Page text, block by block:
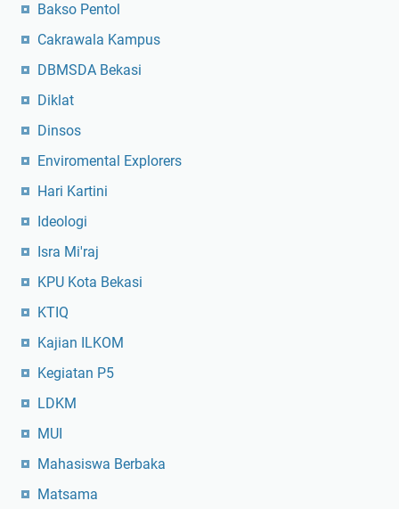
Bakso Pentol
Cakrawala Kampus
DBMSDA Bekasi
Diklat
Dinsos
Enviromental Explorers
Hari Kartini
Ideologi
Isra Mi'raj
KPU Kota Bekasi
KTIQ
Kajian ILKOM
Kegiatan P5
LDKM
MUI
Mahasiswa Berbaka
Matsama